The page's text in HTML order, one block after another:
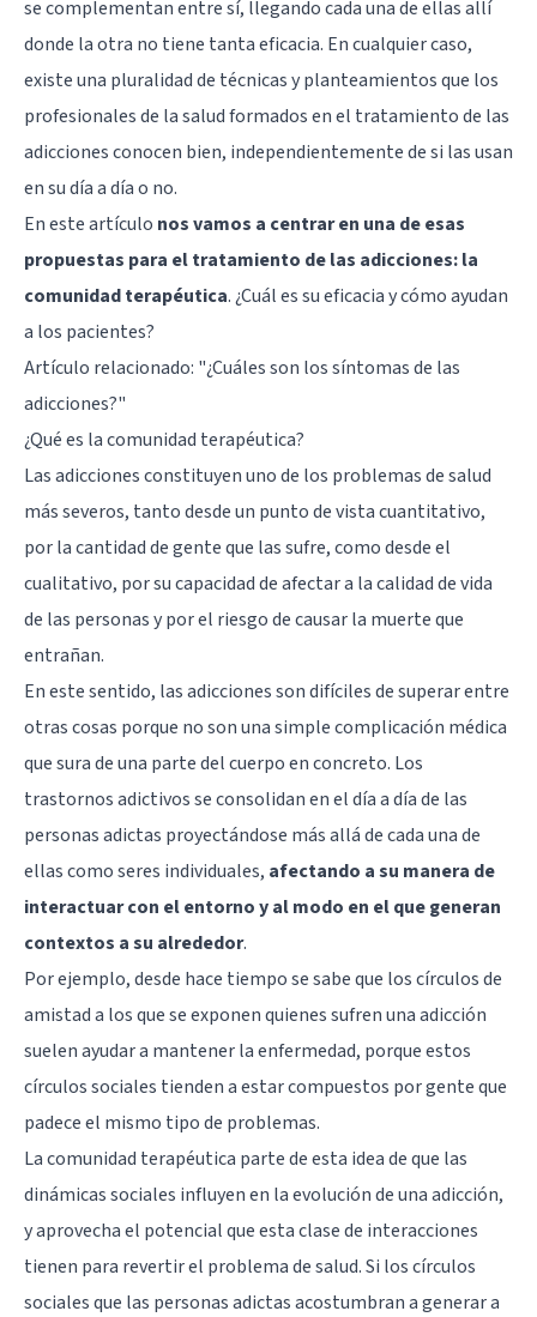
se complementan entre sí, llegando cada una de ellas allí
donde la otra no tiene tanta eficacia. En cualquier caso,
existe una pluralidad de técnicas y planteamientos que los
profesionales de la salud formados en el tratamiento de las
adicciones conocen bien, independientemente de si las usan
en su día a día o no.
En este artículo nos vamos a centrar en una de esas
propuestas para el tratamiento de las adicciones: la
comunidad terapéutica. ¿Cuál es su eficacia y cómo ayudan
a los pacientes?
Artículo relacionado: "¿Cuáles son los síntomas de las
adicciones?"
¿Qué es la comunidad terapéutica?
Las adicciones constituyen uno de los problemas de salud
más severos, tanto desde un punto de vista cuantitativo,
por la cantidad de gente que las sufre, como desde el
cualitativo, por su capacidad de afectar a la calidad de vida
de las personas y por el riesgo de causar la muerte que
entrañan.
En este sentido, las adicciones son difíciles de superar entre
otras cosas porque no son una simple complicación médica
que sura de una parte del cuerpo en concreto. Los
trastornos adictivos se consolidan en el día a día de las
personas adictas proyectándose más allá de cada una de
ellas como seres individuales, afectando a su manera de
interactuar con el entorno y al modo en el que generan
contextos a su alrededor.
Por ejemplo, desde hace tiempo se sabe que los círculos de
amistad a los que se exponen quienes sufren una adicción
suelen ayudar a mantener la enfermedad, porque estos
círculos sociales tienden a estar compuestos por gente que
padece el mismo tipo de problemas.
La comunidad terapéutica parte de esta idea de que las
dinámicas sociales influyen en la evolución de una adicción,
y aprovecha el potencial que esta clase de interacciones
tienen para revertir el problema de salud. Si los círculos
sociales que las personas adictas acostumbran a generar a